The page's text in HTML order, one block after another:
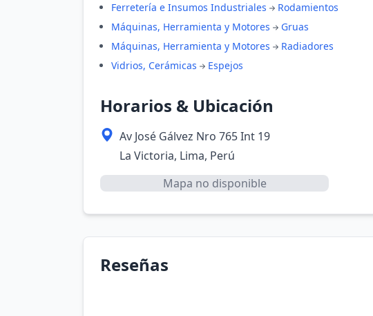
Ferretería e Insumos Industriales
Rodamientos
Máquinas, Herramienta y Motores
Gruas
Máquinas, Herramienta y Motores
Radiadores
Vidrios, Cerámicas
Espejos
Horarios & Ubicación
Av José Gálvez Nro 765 Int 19
La Victoria, Lima, Perú
Mapa no disponible
Reseñas